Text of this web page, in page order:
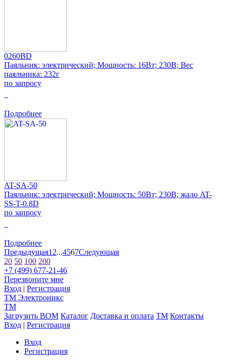
0260BD
Паяльник: электрический; Мощность: 16Вт; 230В; Вес
паяльника: 232г
по запросу
Подробнее
AT-SA-50
Паяльник: электрический; Мощность: 50Вт; 230В; жало AT-
SS-T-0.8D
по запросу
Подробнее
Предыдущая1 2...4567Следующая
20 50 100 200
+7 (499) 677-21-46
Перезвоните мне
Вход | Регистрация
TM Электроникс
TM
Загрузить BOM Каталог Доставка и оплата TM Контакты
Вход | Регистрация
Вход
Регистрация